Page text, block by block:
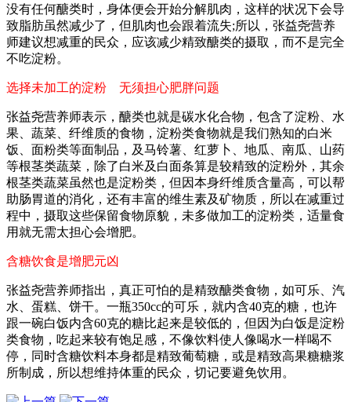
没有任何醣类时，身体便会开始分解肌肉，这样的状况下会导
致脂肪虽然减少了，但肌肉也会跟着流失;所以，张益尧营养
师建议想减重的民众，应该减少精致醣类的摄取，而不是完全
不吃淀粉。
选择未加工的淀粉 无须担心肥胖问题
张益尧营养师表示，醣类也就是碳水化合物，包含了淀粉、水
果、蔬菜、纤维质的食物，淀粉类食物就是我们熟知的白米
饭、面粉类等面制品，及马铃薯、红萝卜、地瓜、南瓜、山药
等根茎类蔬菜，除了白米及白面条算是较精致的淀粉外，其余
根茎类蔬菜虽然也是淀粉类，但因本身纤维质含量高，可以帮
助肠胃道的消化，还有丰富的维生素及矿物质，所以在减重过
程中，摄取这些保留食物原貌，未多做加工的淀粉类，适量食
用就无需太担心会增肥。
含糖饮食是增肥元凶
张益尧营养师指出，真正可怕的是精致醣类食物，如可乐、汽
水、蛋糕、饼干。一瓶350cc的可乐，就内含40克的糖，也许
跟一碗白饭内含60克的糖比起来是较低的，但因为白饭是淀粉
类食物，吃起来较有饱足感，不像饮料使人像喝水一样喝不
停，同时含糖饮料本身都是精致葡萄糖，或是精致高果糖糖浆
所制成，所以想维持体重的民众，切记要避免饮用。